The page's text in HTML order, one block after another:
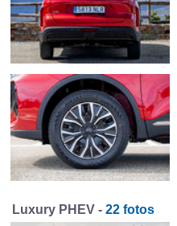
Luxury PHEV - 22 fotos